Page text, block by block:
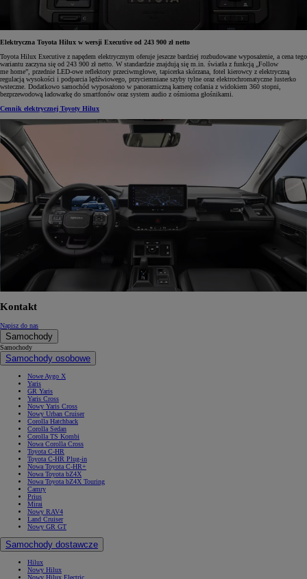
Elektryczna Toyota Hilux w wersji Executive od 243 900 zł netto
Toyota Hilux Executive z napędem elektrycznym oferuje jeszcze bardziej rozbudowane wyposażenie, a cena tego
wariantu zaczyna się od 243 900 zł netto. W standardzie znajdują się m.in. światła z funkcją „Follow
me home”, przednie LED-owe reflektory przeciwmgłowe, tapicerka skórzana, fotel kierowcy z elektryczną
regulacją wysokości i podparcia lędźwiowego, przyciemniane szyby tylne oraz elektrochromatyczne lusterko
wsteczne. Dodatkowo samochód wyposażono w panoramiczną kamerę cofania z widokiem 360 stopni,
bezprzewodową ładowarkę do smartfonów oraz system audio z ośmioma głośnikami.
Cennik elektrycznej Toyoty Hilux
Kontakt
Napisz do nas
Samochody
Samochody
Samochody osobowe
Nowe Aygo X
Yaris
GR Yaris
Yaris Cross
Nowy Yaris Cross
Nowy Urban Cruiser
Corolla Hatchback
Corolla Sedan
Corolla TS Kombi
Nowa Corolla Cross
Toyota C-HR
Toyota C-HR Plug-in
Nowa Toyota C-HR+
Nowa Toyota bZ4X
Nowa Toyota bZ4X Touring
Camry
Prius
Mirai
Nowy RAV4
Land Cruiser
Nowy GR GT
Samochody dostawcze
Hilux
Nowy Hilux
Nowy Hilux Electric